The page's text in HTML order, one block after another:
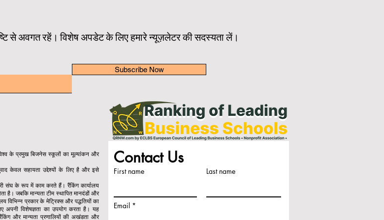
से अवगत रहें। विशेष अपडेट के लिए हमारे न्यूज़लेटर की सदस्यता लें।
Subscribe Now
के प्रमुख बिजनेस स्कूलों का मूल्यांकन और
केवल सहायता उद्देश्यों के लिए है और इसे
संघ के रूप में काम करते हैं। रैंकिंग कार्यालय
है। जबकि मान्यता टीम स्थापित मानदंडों और
विभिन्न प्रकार के मेट्रिक्स और पद्धतियों का
विशेषज्ञता का उपयोग करता है। यह
और मान्यता प्रणालियों की अखंडता और
Contact Us
First name Last name
Email